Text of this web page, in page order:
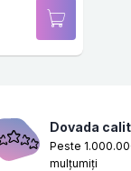
Dovada
Peste
mulțumiți